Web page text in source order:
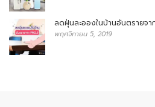
ลดฝุ่นละอองในบ้านอันตรายจา
พฤศจิกายน 5, 2019